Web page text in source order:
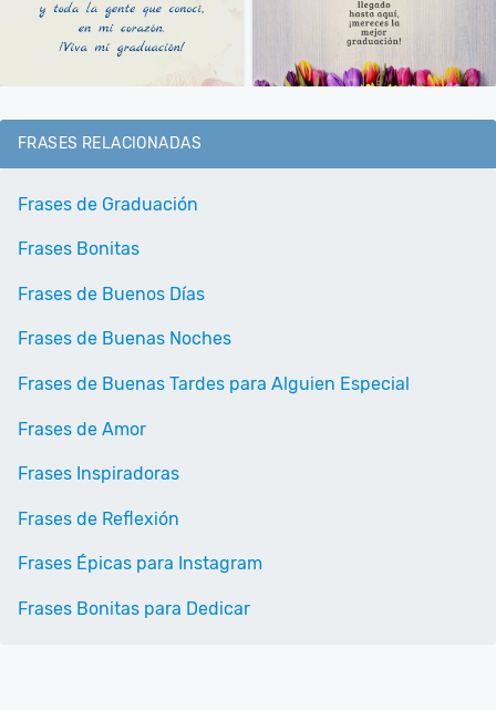
FRASES RELACIONADAS
Frases de Graduación
Frases Bonitas
Frases de Buenos Días
Frases de Buenas Noches
Frases de Buenas Tardes para Alguien Especial
Frases de Amor
Frases Inspiradoras
Frases de Reflexión
Frases Épicas para Instagram
Frases Bonitas para Dedicar